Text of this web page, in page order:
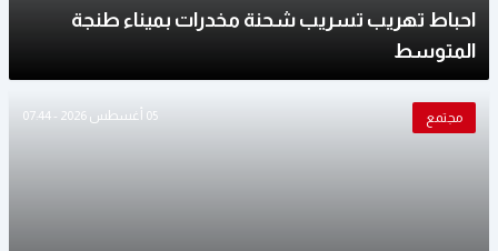
احباط تهريب تسريب شحنة مخدرات بميناء طنجة
المتوسط
مجتمع 05 أغسطس 2026 - 07:44